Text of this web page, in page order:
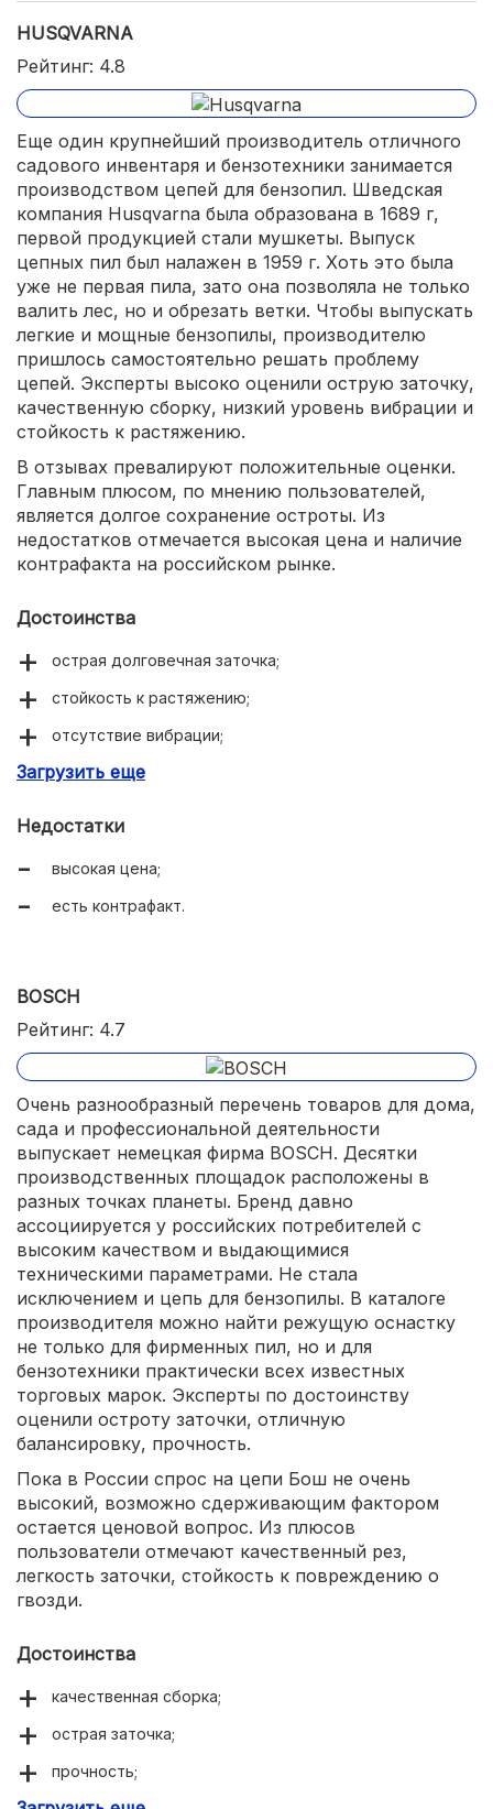
HUSQVARNA
Рейтинг: 4.8
Еще один крупнейший производитель отличного
садового инвентаря и бензотехники занимается
производством цепей для бензопил. Шведская
компания Husqvarna была образована в 1689 г,
первой продукцией стали мушкеты. Выпуск
цепных пил был налажен в 1959 г. Хоть это была
уже не первая пила, зато она позволяла не только
валить лес, но и обрезать ветки. Чтобы выпускать
легкие и мощные бензопилы, производителю
пришлось самостоятельно решать проблему
цепей. Эксперты высоко оценили острую заточку,
качественную сборку, низкий уровень вибрации и
стойкость к растяжению.
В отзывах превалируют положительные оценки.
Главным плюсом, по мнению пользователей,
является долгое сохранение остроты. Из
недостатков отмечается высокая цена и наличие
контрафакта на российском рынке.
Достоинства
острая долговечная заточка;
стойкость к растяжению;
отсутствие вибрации;
прочность.
Загрузить еще
Недостатки
высокая цена;
есть контрафакт.
BOSCH
Рейтинг: 4.7
Очень разнообразный перечень товаров для дома,
сада и профессиональной деятельности
выпускает немецкая фирма BOSCH. Десятки
производственных площадок расположены в
разных точках планеты. Бренд давно
ассоциируется у российских потребителей с
высоким качеством и выдающимися
техническими параметрами. Не стала
исключением и цепь для бензопилы. В каталоге
производителя можно найти режущую оснастку
не только для фирменных пил, но и для
бензотехники практически всех известных
торговых марок. Эксперты по достоинству
оценили остроту заточки, отличную
балансировку, прочность.
Пока в России спрос на цепи Бош не очень
высокий, возможно сдерживающим фактором
остается ценовой вопрос. Из плюсов
пользователи отмечают качественный рез,
легкость заточки, стойкость к повреждению о
гвозди.
Достоинства
качественная сборка;
острая заточка;
прочность;